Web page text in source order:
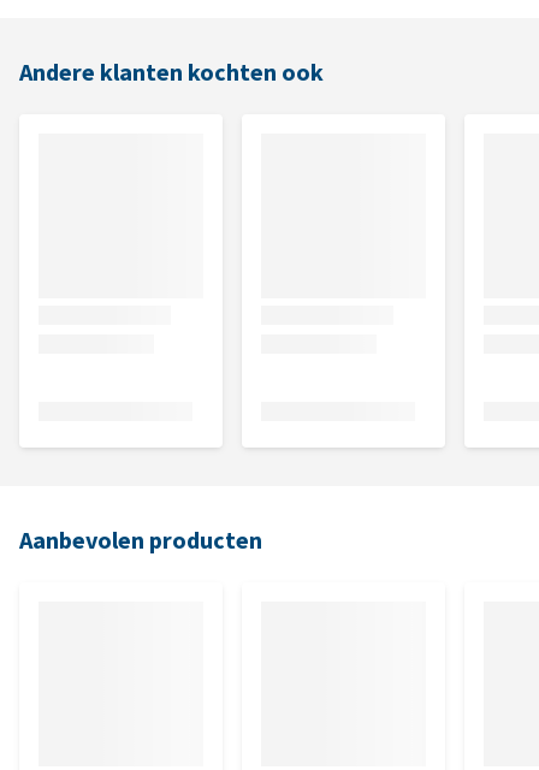
Andere klanten kochten ook
Aanbevolen producten